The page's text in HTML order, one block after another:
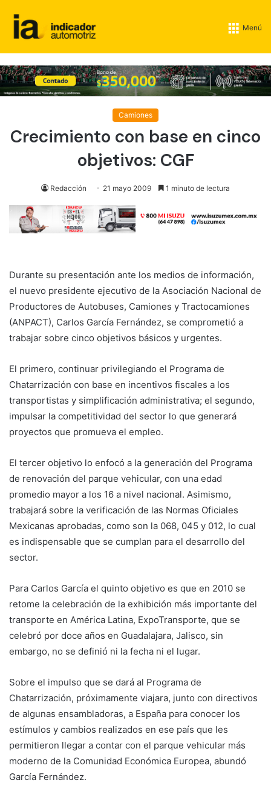
Menú
Camiones
Crecimiento con base en cinco
objetivos: CGF
Redacción 21 mayo 2009 1 minuto de lectura
Durante su presentación ante los medios de información,
el nuevo presidente ejecutivo de la Asociación Nacional de
Productores de Autobuses, Camiones y Tractocamiones
(ANPACT), Carlos García Fernández, se comprometió a
trabajar sobre cinco objetivos básicos y urgentes.
El primero, continuar privilegiando el Programa de
Chatarrización con base en incentivos fiscales a los
transportistas y simplificación administrativa; el segundo,
impulsar la competitividad del sector lo que generará
proyectos que promueva el empleo.
El tercer objetivo lo enfocó a la generación del Programa
de renovación del parque vehicular, con una edad
promedio mayor a los 16 a nivel nacional. Asimismo,
trabajará sobre la verificación de las Normas Oficiales
Mexicanas aprobadas, como son la 068, 045 y 012, lo cual
es indispensable que se cumplan para el desarrollo del
sector.
Para Carlos García el quinto objetivo es que en 2010 se
retome la celebración de la exhibición más importante del
transporte en América Latina, ExpoTransporte, que se
celebró por doce años en Guadalajara, Jalisco, sin
embargo, no se definió ni la fecha ni el lugar.
Sobre el impulso que se dará al Programa de
Chatarrización, próximamente viajara, junto con directivos
de algunas ensambladoras, a España para conocer los
estímulos y cambios realizados en ese país que les
permitieron llegar a contar con el parque vehicular más
moderno de la Comunidad Económica Europea, abundó
García Fernández.